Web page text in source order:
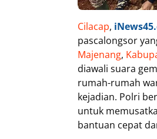
Cilacap,
pascalongsor
Majenang,
diawali suara
rumah-rumah
kejadian. Polri
untuk
bantuan cepat